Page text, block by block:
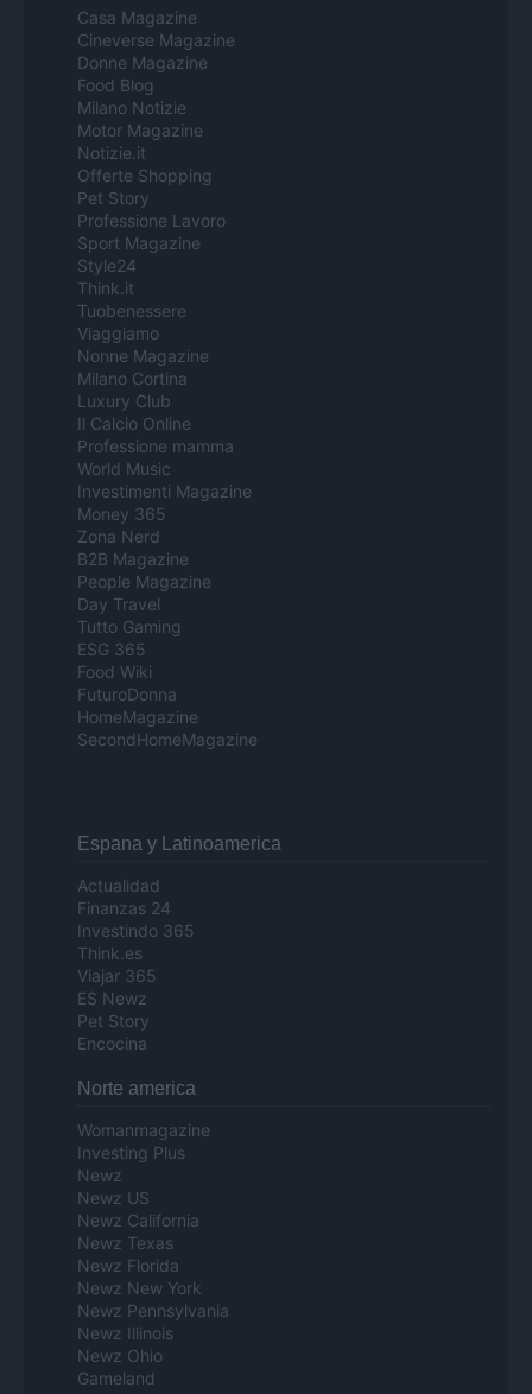
Casa Magazine
Cineverse Magazine
Donne Magazine
Food Blog
Milano Notizie
Motor Magazine
Notizie.it
Offerte Shopping
Pet Story
Professione Lavoro
Sport Magazine
Style24
Think.it
Tuobenessere
Viaggiamo
Nonne Magazine
Milano Cortina
Luxury Club
Il Calcio Online
Professione mamma
World Music
Investimenti Magazine
Money 365
Zona Nerd
B2B Magazine
People Magazine
Day Travel
Tutto Gaming
ESG 365
Food Wiki
FuturoDonna
HomeMagazine
SecondHomeMagazine
Espana y Latinoamerica
Actualidad
Finanzas 24
Investindo 365
Think.es
Viajar 365
ES Newz
Pet Story
Encocina
Norte america
Womanmagazine
Investing Plus
Newz
Newz US
Newz California
Newz Texas
Newz Florida
Newz New York
Newz Pennsylvania
Newz Illinois
Newz Ohio
Gameland